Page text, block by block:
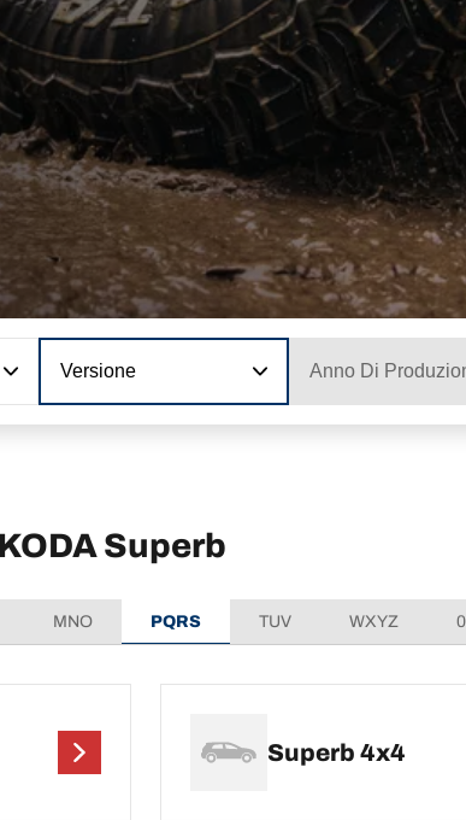
Versione Anno Di
Superb
MNO PQRS TUV WXYZ
Superb 4x4